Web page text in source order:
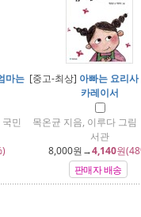
마는
민
[중고-최상] 아빠는 요리
카레이서
목온균 지음, 이루다 그림
서관
8,000원→4,140원
판매자 배송